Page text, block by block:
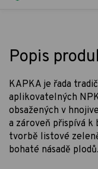
Popis
KAPKA je řada
aplikovatelných
obsažených v
a zároveň přispívá k
tvorbě listové
bohaté násadě plodů.